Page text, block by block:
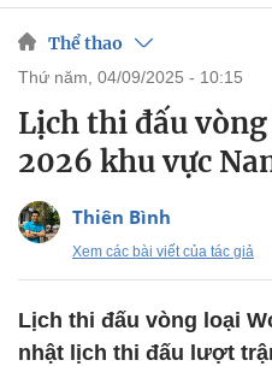
Thể thao
thứ năm, 04/09/2025 - 10:15
Lịch thi đấu
2026 khu vực
Thiên Bình
Xem các bài viết của tác giả
Lịch thi đấu vòng loại
nhật lịch thi đấu lượt